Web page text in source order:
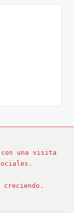
con una visita
creciendo.